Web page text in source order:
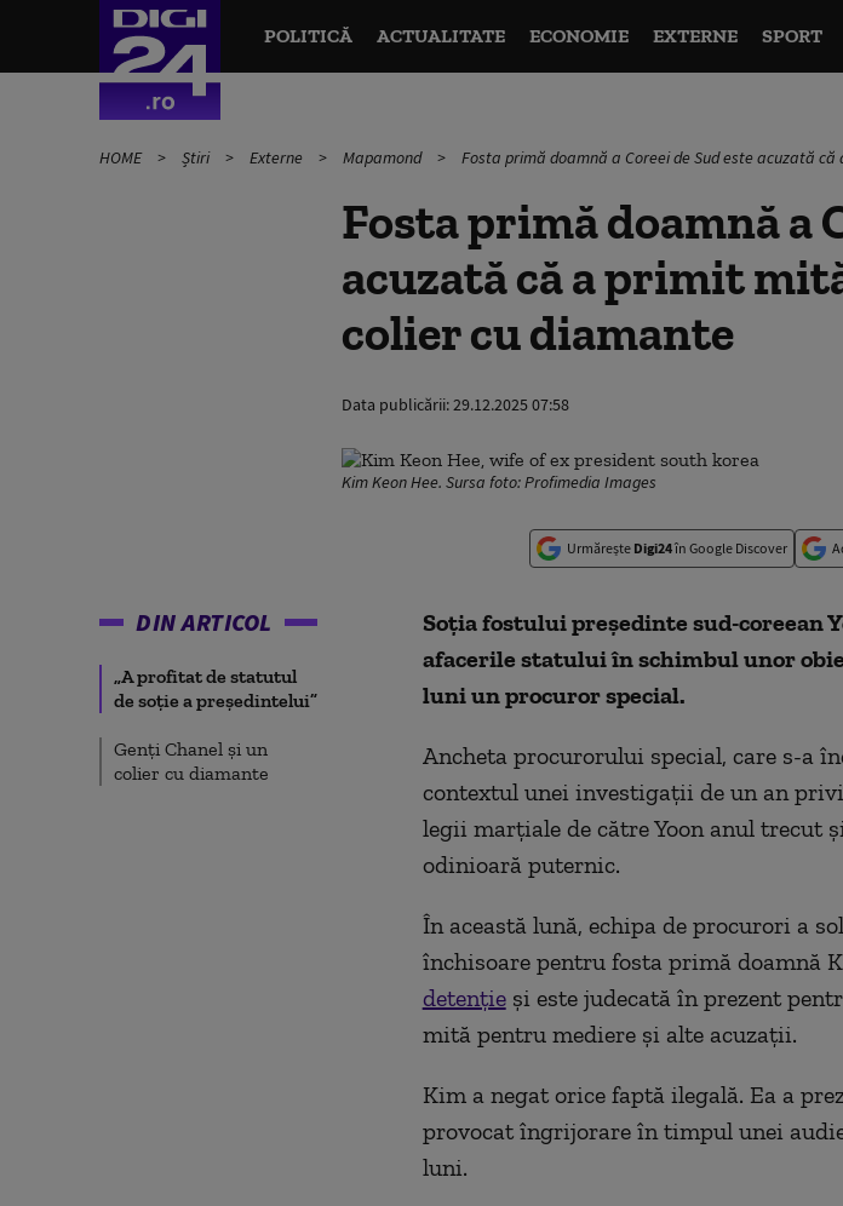
POLITICĂ ACTUALITATE ECONOMIE EXTERNE SPORT
HOME Știri Externe Mapamond Fosta primă doamnă a Coreei de Sud este acuzată
Fosta primă doamnă a
acuzată că a primit
colier cu diamante
Data publicării:29.12.2025 07:58
Kim Keon Hee. Sursa foto: Profimedia Images
Urmărește Digi24în Google Discover
DIN ARTICOL
„A profitat de statutul
de soţie a preşedintelui”
Genţi Chanel şi un
colier cu diamante
Soţia fostului preşedinte sud-coreean
afacerile statului în schimbul unor
luni un procuror special.
Ancheta procurorului special, care s-a
contextul unei investigații de un an
legii marţiale de către Yoon anul trecut
odinioară puternic.
În această lună, echipa de procurori a
închisoare pentru fosta primă doamnă
detenţieşi este judecată în prezent
mită pentru mediere şi alte acuzaţii.
Kim a negat orice faptă ilegală. Ea a
provocat îngrijorare în timpul unei
luni.